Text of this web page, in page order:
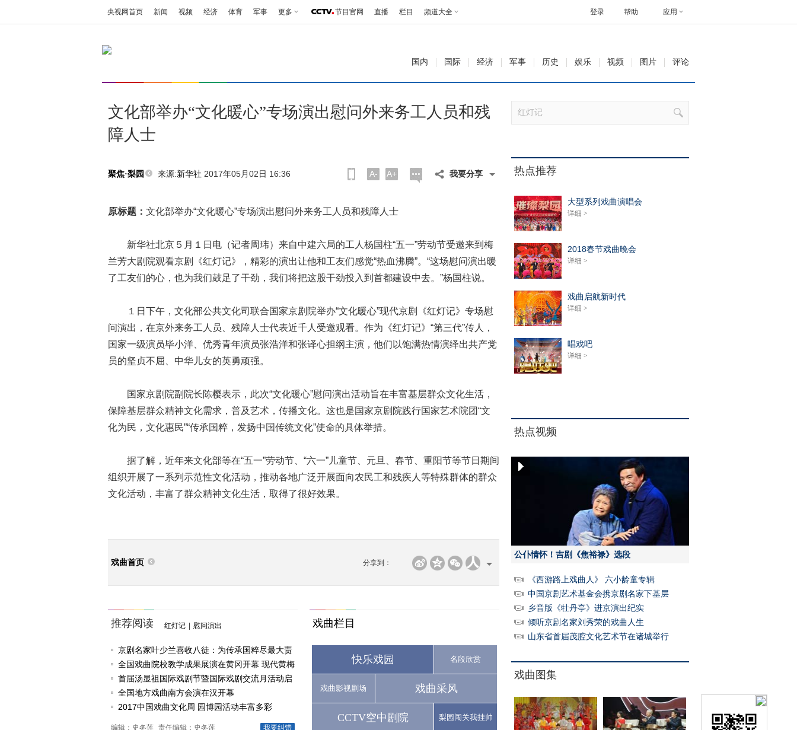
央视网首页 新闻 视频 经济 体育 军事 更多 节目官网 直播 栏目 频道大全 帮助 应用
登录
国内 国际 经济 军事 历史 娱乐 视频 图片 评论
文化部举办“文化暖心”专场演出慰问外来务工人员和残
障人士
聚焦·梨园 来源:新华社 2017年05月02日 16:36 A- A+ 我要分享
原标题： 文化部举办“文化暖心”专场演出慰问外来务工人员和残障人士
新华社北京５月１日电（记者周玮）来自中建六局的工人杨国柱“五一”劳动节受邀来到梅
兰芳大剧院观看京剧《红灯记》，精彩的演出让他和工友们感觉“热血沸腾”。“这场慰问演出暖
了工友们的心，也为我们鼓足了干劲，我们将把这股干劲投入到首都建设中去。”杨国柱说。
１日下午，文化部公共文化司联合国家京剧院举办“文化暖心”现代京剧《红灯记》专场慰
问演出，在京外来务工人员、残障人士代表近千人受邀观看。作为《红灯记》“第三代”传人，
国家一级演员毕小洋、优秀青年演员张浩洋和张译心担纲主演，他们以饱满热情演绎出共产党
员的坚贞不屈、中华儿女的英勇顽强。
国家京剧院副院长陈樱表示，此次“文化暖心”慰问演出活动旨在丰富基层群众文化生活，
保障基层群众精神文化需求，普及艺术，传播文化。这也是国家京剧院践行国家艺术院团“文
化为民，文化惠民”“传承国粹，发扬中国传统文化”使命的具体举措。
据了解，近年来文化部等在“五一”劳动节、“六一”儿童节、元旦、春节、重阳节等节日期间
组织开展了一系列示范性文化活动，推动各地广泛开展面向农民工和残疾人等特殊群体的群众
文化活动，丰富了群众精神文化生活，取得了很好效果。
戏曲首页 分享到：
推荐阅读 红灯记 慰问演出
京剧名家叶少兰喜收八徒：为传承国粹尽最大责
任
全国戏曲院校教学成果展演在黄冈开幕 现代黄梅
戏《槐花谣》倾情..
首届汤显祖国际戏剧节暨国际戏剧交流月活动启
动
全国地方戏曲南方会演在汉开幕
2017中国戏曲文化周 园博园活动丰富多彩
我要纠错
编辑：史冬莲 责任编辑：史冬莲
戏曲栏目
快乐戏园 名段欣赏
戏曲影视剧场 戏曲采风
CCTV空中剧院 梨园闯关我挂帅
热点推荐
大型系列戏曲演唱会
详细 >
2018春节戏曲晚会
详细 >
戏曲启航新时代
详细 >
唱戏吧
详细 >
热点视频
公仆情怀！吉剧《焦裕禄》选段
《西游路上戏曲人》 六小龄童专辑
中国京剧艺术基金会携京剧名家下基层
乡音版《牡丹亭》进京演出纪实
倾听京剧名家刘秀荣的戏曲人生
山东省首届茂腔文化艺术节在诸城举行
戏曲图集